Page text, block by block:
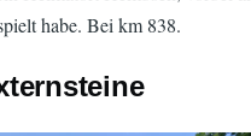
habe. Bei km 838.